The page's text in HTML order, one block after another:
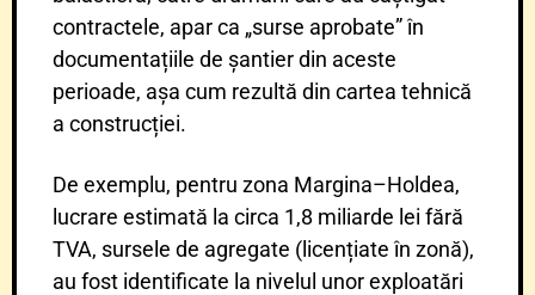
contractele, apar ca „surse aprobate” în
documentațiile de șantier din aceste
perioade, așa cum rezultă din cartea tehnică
a construcției.
De exemplu, pentru zona Margina–Holdea,
lucrare estimată la circa 1,8 miliarde lei fără
TVA, sursele de agregate (licențiate în zonă),
au fost identificate la nivelul unor exploatări